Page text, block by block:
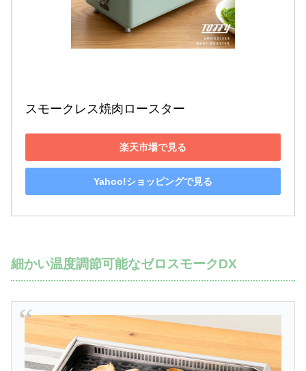
スモークレス焼肉ロースター
楽天市場で見る
Yahoo!ショッピングで見る
細かい温度調節可能なゼロスモークDX